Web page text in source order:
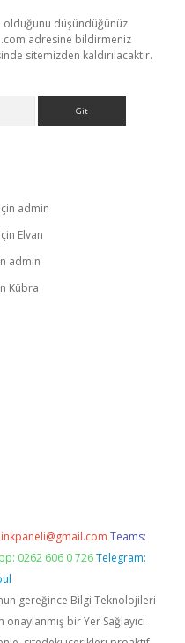
olduğunu düşündüğünüz
adresine bildirmeniz
sitemizden kaldırılacaktır.
için admin
için Elvan
admin
Kübra
Teams:
0262 606 0 726 Telegram:
gereğince Bilgi Teknolojileri
bir Yer Sağlayıcı